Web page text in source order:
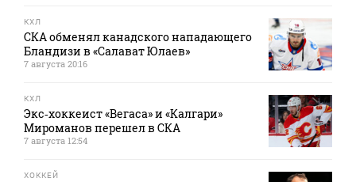
КХЛ
СКА обменял канадского нападающего
Бландизи в «Салават Юлаев»
7 августа 20:16
КХЛ
Экс‑хоккеист «Вегаса» и «Калгари»
Мироманов перешел в СКА
7 августа 12:54
ХОККЕЙ